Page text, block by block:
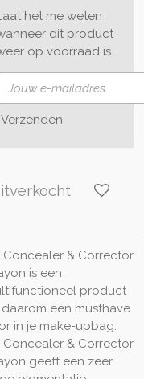
het me weten
dit product
op voorraad is.
Verzenden
Concealer & Corrector
is een
product
daarom een ​​musthave
in je make-upbag.
Concealer & Corrector
geeft een zeer